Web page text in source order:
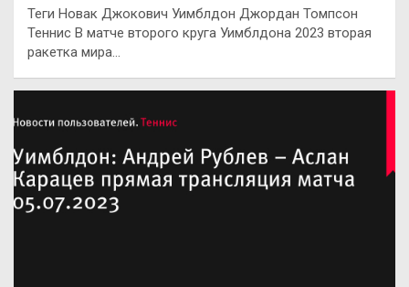
Теги Новак Джокович Уимблдон Джордан Томпсон
Теннис В матче второго круга Уимблдона 2023 вторая
ракетка мира…